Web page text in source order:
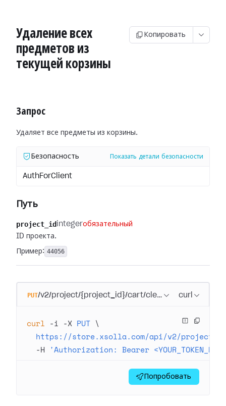
Удаление всех
предметов из
текущей корзины
Копировать
Запрос
Удаляет все предметы из корзины.
Безопасность Показать детали безопасности
AuthForClient
Путь
project_id integerобязательный
ID проекта.
Пример: 44056
PUT/v2/project/{project_id}/cart/clear curl
curl -i -X PUT \
https://store.xsolla.com/api/v2/project/
  -H
'Authorization: Bearer
Попробовать